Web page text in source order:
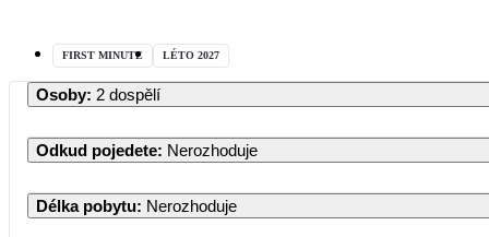
FIRST MINUTE LÉTO 2027
Osoby: 2 dospělí
Odkud pojedete: Nerozhoduje
Délka pobytu: Nerozhoduje